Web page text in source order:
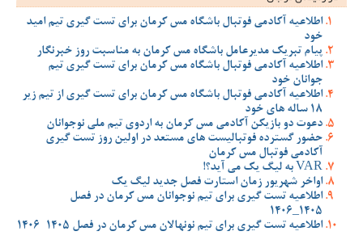
اطلاعیه آکادمی فوتبال باشگاه مس کرمان برای تست گیری تیم امید
خود
پیام تبریک مدیرعامل باشگاه مس کرمان به مناسبت روز خبرنگار
اطلاعیه آکادمی فوتبال باشگاه مس کرمان برای تست گیری تیم
جوانان خود
اطلاعیه آکادمی فوتبال باشگاه مس کرمان برای تست گیری از تیم زیر
18 ساله های خود
دعوت دو بازیکن آکادمی مس کرمان به اردوی تیم ملی نوجوانان
حضور گسترده فوتبالیست های مستعد در اولین روز تست گیری
آکادمی فوتبال مس کرمان
VAR به لیگ یک می آید؟!
اواخر شهریور زمان استارت فصل جدید لیگ یک
اطلاعیه تست گیری برای تیم نوجوانان مس کرمان در فصل
1405_1406
اطلاعیه تست گیری برای تیم نونهالان مس کرمان در فصل 1405-1406